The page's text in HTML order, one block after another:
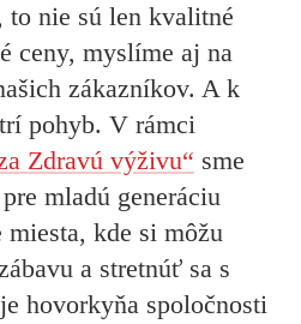
to nie sú len kvalitné
ceny, myslíme aj na
zákazníkov. A k
pohyb. V rámci
Zdravú výživu“ sme
mladú generáciu
kde si môžu
a stretnúť sa s
hovorkyňa spoločnosti